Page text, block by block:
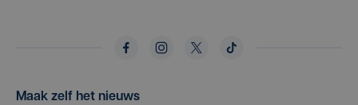
Maak zelf het nieuws